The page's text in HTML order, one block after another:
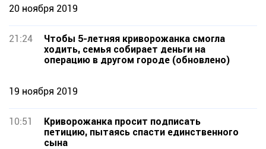
20 ноября 2019
21:24
Чтобы 5-летняя криворожанка смогла
ходить, семья собирает деньги на
операцию в другом городе (обновлено)
19 ноября 2019
10:51
Криворожанка просит подписать
петицию, пытаясь спасти единственного
сына